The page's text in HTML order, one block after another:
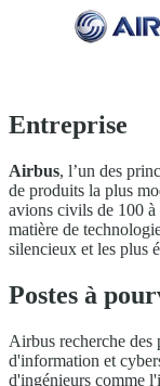
Entreprise
Airbus, l’un des
de produits la plus
avions civils de 100
matière de
silencieux et les plus
Postes à
Airbus recherche
d'information et
d'ingénieurs comme